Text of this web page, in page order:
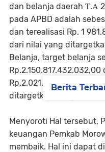
dan belanja daerah Τ.Α
pada APBD adalah
dan terealisasi Rp. 1
dari nilai yang
Belanja, target belanja
ditargetkan." Ungkapnya
Menyoroti Hal tersebut,
keuangan Pemkab
membaik. Hal ini dapat
Berita